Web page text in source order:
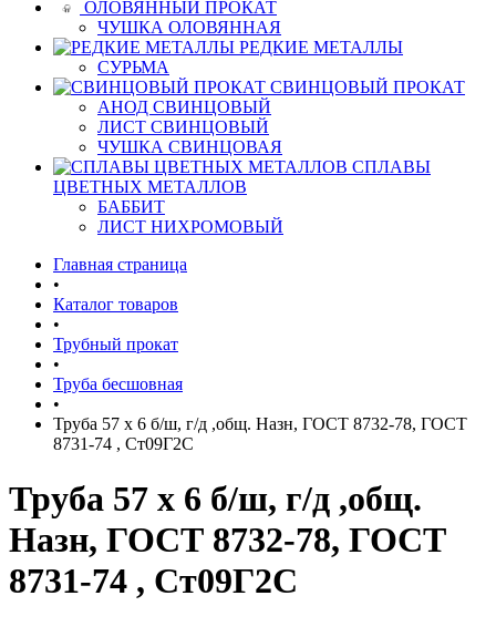
ОЛОВЯННЫЙ ПРОКАТ
ЧУШКА ОЛОВЯННАЯ
РЕДКИЕ МЕТАЛЛЫ
СУРЬМА
СВИНЦОВЫЙ ПРОКАТ
АНОД СВИНЦОВЫЙ
ЛИСТ СВИНЦОВЫЙ
ЧУШКА СВИНЦОВАЯ
СПЛАВЫ
ЦВЕТНЫХ МЕТАЛЛОВ
БАББИТ
ЛИСТ НИХРОМОВЫЙ
Главная страница
•
Каталог товаров
•
Трубный прокат
•
Труба бесшовная
•
Труба 57 х 6 б/ш, г/д ,общ. Назн, ГОСТ 8732-78, ГОСТ
8731-74 , Ст09Г2С
Труба 57 х 6 б/ш, г/д ,общ.
Назн, ГОСТ 8732-78, ГОСТ
8731-74 , Ст09Г2С